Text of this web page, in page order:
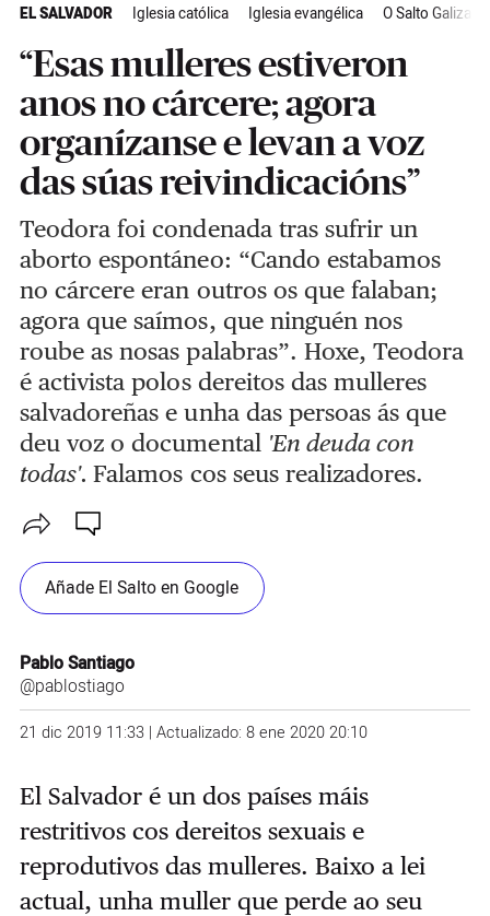
EL SALVADOR Iglesia católica Iglesia evangélica O Salto Galiza
“Esas mulleres estiveron
anos no cárcere; agora
organízanse e levan a voz
das súas reivindicacións”
Teodora foi condenada tras sufrir un
aborto espontáneo: “Cando estabamos
no cárcere eran outros os que falaban;
agora que saímos, que ninguén nos
roube as nosas palabras”. Hoxe, Teodora
é activista polos dereitos das mulleres
salvadoreñas e unha das persoas ás que
deu voz o documental 'En deuda con
todas'.Falamos cos seus realizadores.
Añade El Salto en Google
Pablo Santiago
@pablostiago
21 dic 2019 11:33 | Actualizado: 8 ene 2020 20:10
El Salvador é un dos países máis
restritivos cos dereitos sexuais e
reprodutivos das mulleres. Baixo a lei
actual, unha muller que perde ao seu